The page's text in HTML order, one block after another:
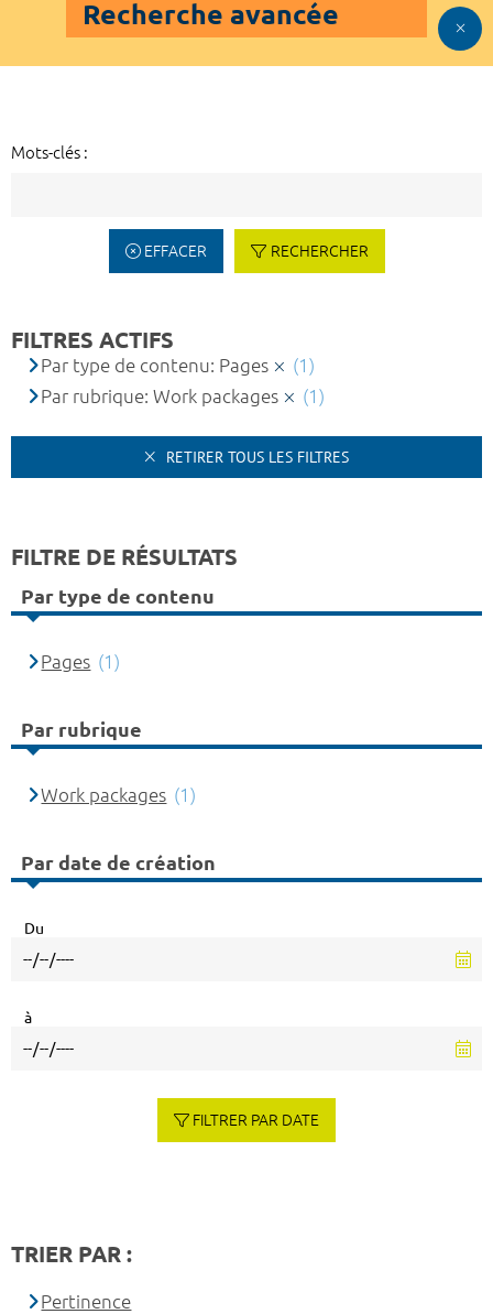
Recherche avancée
Mots-clés :
EFFACER RECHERCHER
FILTRES ACTIFS
Par type de contenu: Pages
(1)
Par rubrique: Work packages
(1)
RETIRER TOUS LES FILTRES
FILTRE DE RÉSULTATS
Par type de contenu
Pages (1)
Par rubrique
Work packages (1)
Par date de création
Du
à
FILTRER PAR DATE
TRIER PAR :
Pertinence